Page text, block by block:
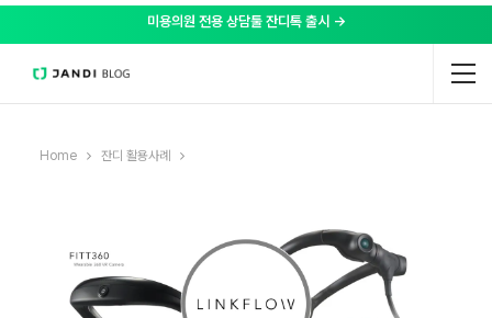
미용의원 전용 상담툴 잔디톡 출시 →
Home 잔디 활용사례